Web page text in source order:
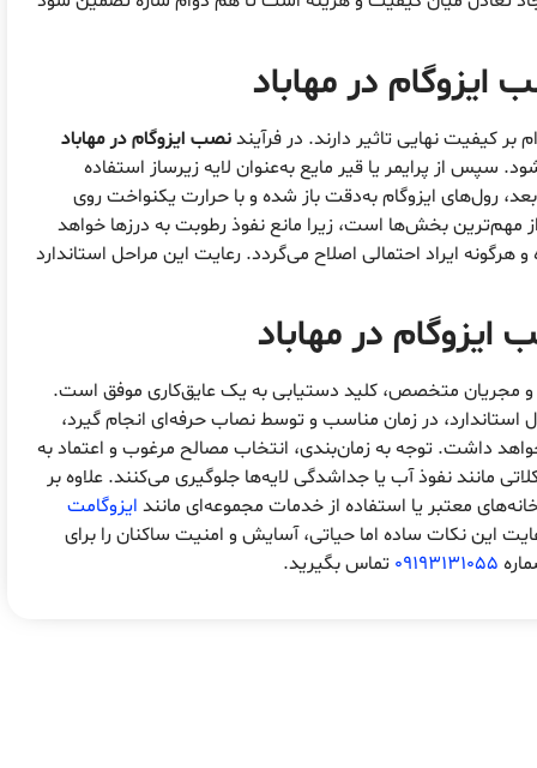
ایزوگام در مهاباد
کیفیت نهایی تاثیر دارند. در فرآیندنصب ایزوگام در مهاباد
سپس از پرایمر یا قیر مایع به‌عنوان لایه زیرساز استفاده
رول‌های ایزوگام به‌دقت باز شده و با حرارت یکنواخت روی
بخش‌ها است، زیرا مانع نفوذ رطوبت به درزها خواهد
ایراد احتمالی اصلاح می‌گردد. رعایت این مراحل استاندارد
در مهاباد
و مجریان متخصص، کلید دستیابی به یک عایق‌کاری موفق است.
استاندارد، در زمان مناسب و توسط نصاب حرفه‌ای انجام گیرد،
داشت. توجه به زمان‌بندی، انتخاب مصالح مرغوب و اعتماد به
مانند نفوذ آب یا جداشدگی لایه‌ها جلوگیری می‌کنند. علاوه بر
معتبر یا استفاده از خدمات مجموعه‌ای مانند ایزوگامت
این نکات ساده اما حیاتی، آسایش و امنیت ساکنان را برای
09193131055 تماس بگیرید.